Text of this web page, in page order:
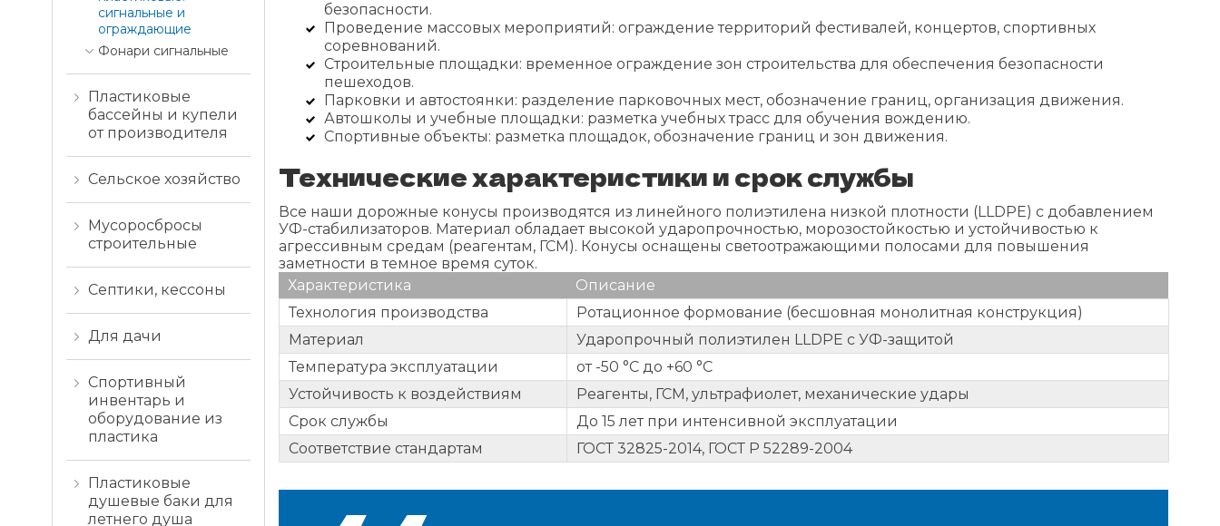
сигнальные и
ограждающие
Фонари сигнальные
Пластиковые
бассейны и купели
от производителя
Сельское хозяйство
Мусоросбросы
строительные
Септики, кессоны
Для дачи
Спортивный
инвентарь и
оборудование из
пластика
Пластиковые
душевые баки для
летнего душа
безопасности.
Проведение массовых мероприятий: ограждение территорий фестивалей, концертов, спортивных
соревнований.
Строительные площадки: временное ограждение зон строительства для обеспечения безопасности
пешеходов.
Парковки и автостоянки: разделение парковочных мест, обозначение границ, организация движения.
Автошколы и учебные площадки: разметка учебных трасс для обучения вождению.
Спортивные объекты: разметка площадок, обозначение границ и зон движения.
Технические характеристики и срок службы
Все наши дорожные конусы производятся из линейного полиэтилена низкой плотности (LLDPE) с добавлением
УФ-стабилизаторов. Материал обладает высокой ударопрочностью, морозостойкостью и устойчивостью к
агрессивным средам (реагентам, ГСМ). Конусы оснащены светоотражающими полосами для повышения
заметности в темное время суток.
Характеристика
Описание
Технология производства
Ротационное формование (бесшовная монолитная конструкция)
Материал
Ударопрочный полиэтилен LLDPE с УФ-защитой
Температура эксплуатации
от -50 °С до +60 °С
Устойчивость к воздействиям
Реагенты, ГСМ, ультрафиолет, механические удары
Срок службы
До 15 лет при интенсивной эксплуатации
Соответствие стандартам
ГОСТ 32825-2014, ГОСТ Р 52289-2004